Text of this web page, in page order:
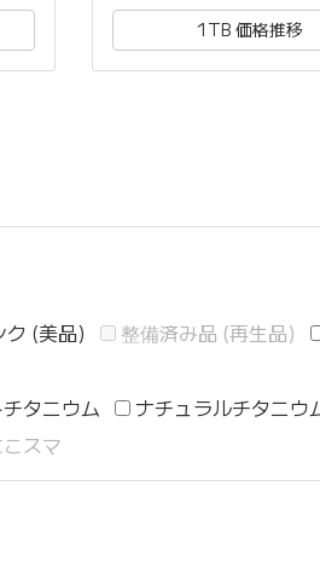
1TB 価格推移
ク (美品) 整備済み品 (再生品)
タニウム
ナチュラルチタニウ
こスマ